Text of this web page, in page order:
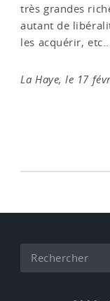
très grandes
autant de
les acquérir,
La Haye, le 17